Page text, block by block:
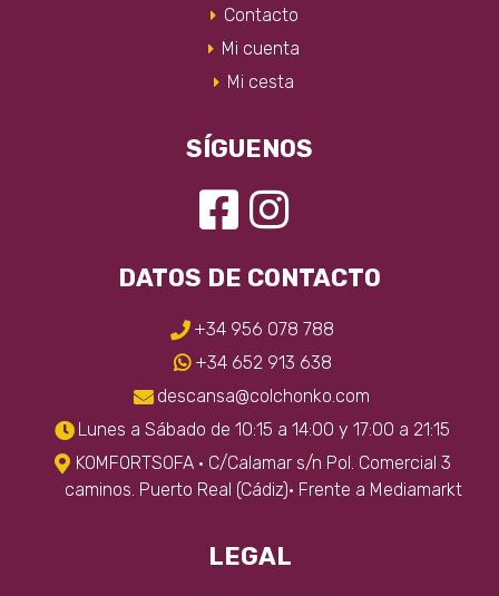
página
de
producto
Contacto
Mi cuenta
Mi cesta
SÍGUENOS
DATOS DE CONTACTO
+34 956 078 788
+34 652 913 638
descansa@colchonko.com
Lunes a Sábado de 10:15 a 14:00 y 17:00 a 21:15
KOMFORTSOFA · C/Calamar s/n Pol. Comercial 3
caminos. Puerto Real (Cádiz)· Frente a Mediamarkt
LEGAL